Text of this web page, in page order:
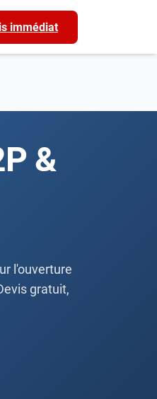
immédiat
&
l'ouverture
gratuit,